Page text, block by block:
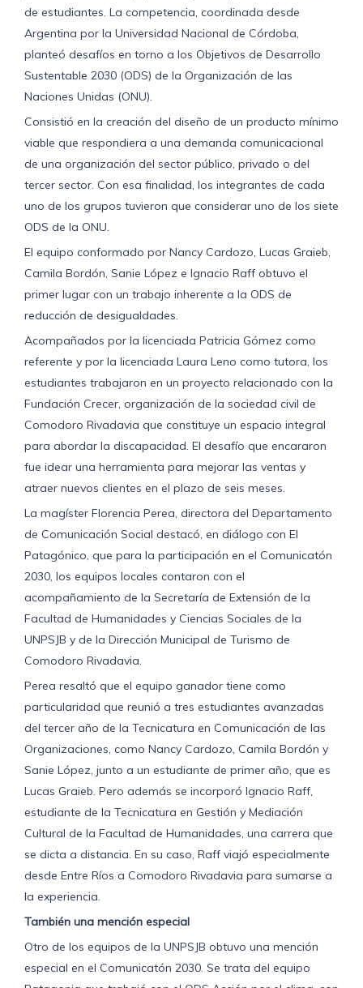
de estudiantes. La competencia, coordinada desde
Argentina por la Universidad Nacional de Córdoba,
planteó desafíos en torno a los Objetivos de Desarrollo
Sustentable 2030 (ODS) de la Organización de las
Naciones Unidas (ONU).
Consistió en la creación del diseño de un producto mínimo
viable que respondiera a una demanda comunicacional
de una organización del sector público, privado o del
tercer sector. Con esa finalidad, los integrantes de cada
uno de los grupos tuvieron que considerar uno de los siete
ODS de la ONU.
El equipo conformado por Nancy Cardozo, Lucas Graieb,
Camila Bordón, Sanie López e Ignacio Raff obtuvo el
primer lugar con un trabajo inherente a la ODS de
reducción de desigualdades.
Acompañados por la licenciada Patricia Gómez como
referente y por la licenciada Laura Leno como tutora, los
estudiantes trabajaron en un proyecto relacionado con la
Fundación Crecer, organización de la sociedad civil de
Comodoro Rivadavia que constituye un espacio integral
para abordar la discapacidad. El desafío que encararon
fue idear una herramienta para mejorar las ventas y
atraer nuevos clientes en el plazo de seis meses.
La magíster Florencia Perea, directora del Departamento
de Comunicación Social destacó, en diálogo con El
Patagónico, que para la participación en el Comunicatón
2030, los equipos locales contaron con el
acompañamiento de la Secretaría de Extensión de la
Facultad de Humanidades y Ciencias Sociales de la
UNPSJB y de la Dirección Municipal de Turismo de
Comodoro Rivadavia.
Perea resaltó que el equipo ganador tiene como
particularidad que reunió a tres estudiantes avanzadas
del tercer año de la Tecnicatura en Comunicación de las
Organizaciones, como Nancy Cardozo, Camila Bordón y
Sanie López, junto a un estudiante de primer año, que es
Lucas Graieb. Pero además se incorporó Ignacio Raff,
estudiante de la Tecnicatura en Gestión y Mediación
Cultural de la Facultad de Humanidades, una carrera que
se dicta a distancia. En su caso, Raff viajó especialmente
desde Entre Ríos a Comodoro Rivadavia para sumarse a
la experiencia.
También una mención especial
Otro de los equipos de la UNPSJB obtuvo una mención
especial en el Comunicatón 2030. Se trata del equipo